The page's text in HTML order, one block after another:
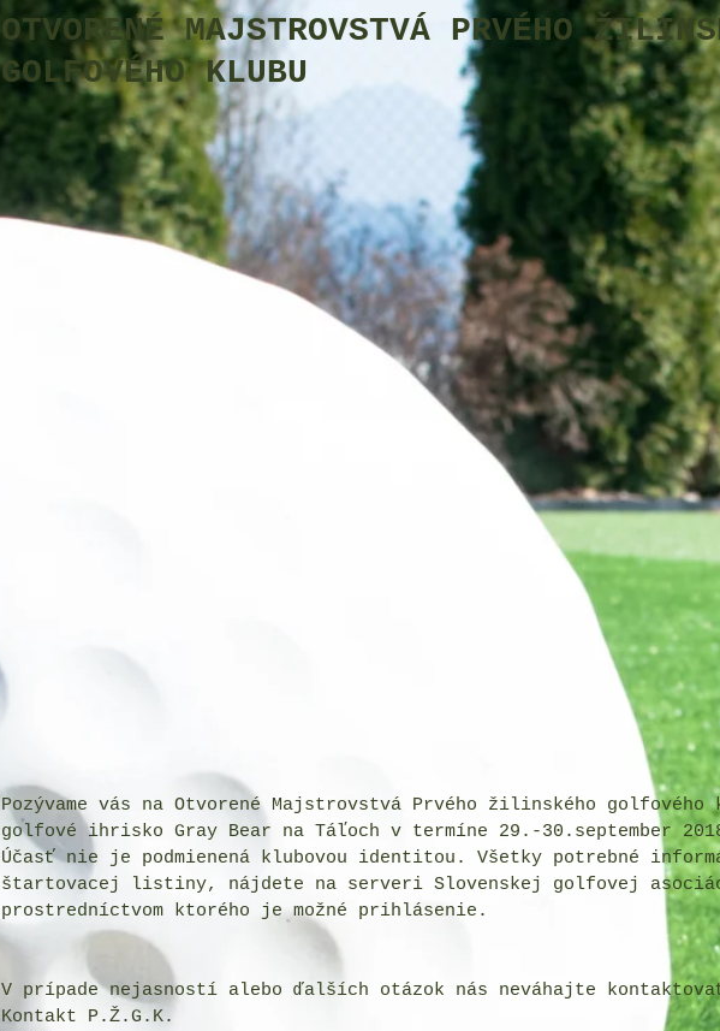
OTVORENÉ MAJSTROVSTVÁ PRVÉHO
GOLFOVÉHO KLUBU
Pozývame vás na Otvorené Majstrovstvá Prvého žilinského
golfové ihrisko Gray Bear na Táľoch v termíne 29.-30.september
Účasť nie je podmienená klubovou identitou. Všetky potrebné
štartovacej listiny, nájdete na serveri Slovenskej golfovej
prostredníctvom ktorého je možné prihlásenie.
V prípade nejasností alebo ďalších otázok nás neváhajte
Kontakt P.Ž.G.K.